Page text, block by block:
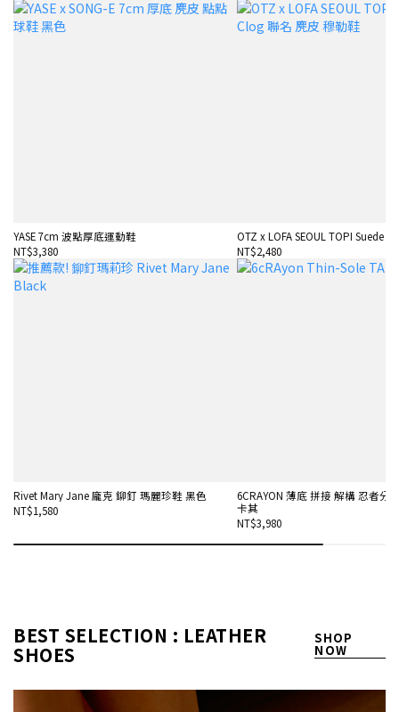
YASE 7cm 波點厚底運動鞋
NT$3,380
OTZ x LOFA SEOUL TOPI Suede
NT$2,480
Rivet Mary Jane 龐克 鉚釘 瑪麗珍鞋 黑色
NT$1,580
6CRAYON 薄底 拼接 解構 忍者分
卡其
NT$3,980
BEST SELECTION : LEATHER
SHOES
SHOP
NOW